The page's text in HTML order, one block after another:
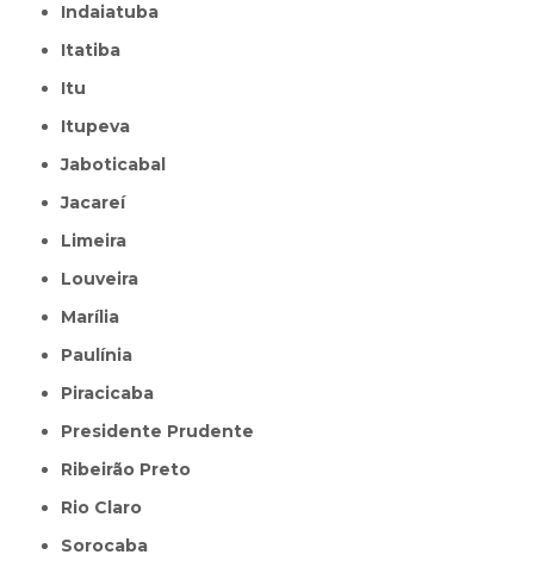
Indaiatuba
Itatiba
Itu
Itupeva
Jaboticabal
Jacareí
Limeira
Louveira
Marília
Paulínia
Piracicaba
Presidente Prudente
Ribeirão Preto
Rio Claro
Sorocaba